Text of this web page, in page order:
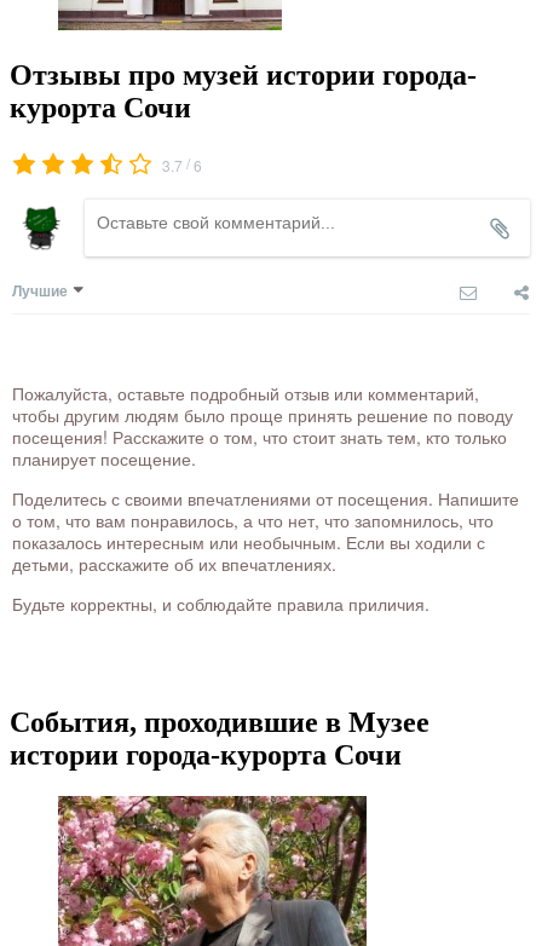
Отзывы про музей истории города-
курорта Сочи
3.7 /6
Лучшие
Пожалуйста, оставьте подробный отзыв или комментарий,
чтобы другим людям было проще принять решение по поводу
посещения! Расскажите о том, что стоит знать тем, кто только
планирует посещение.
Поделитесь с своими впечатлениями от посещения. Напишите
о том, что вам понравилось, а что нет, что запомнилось, что
показалось интересным или необычным. Если вы ходили с
детьми, расскажите об их впечатлениях.
Будьте корректны, и соблюдайте правила приличия.
События, проходившие в Музее
истории города-курорта Сочи